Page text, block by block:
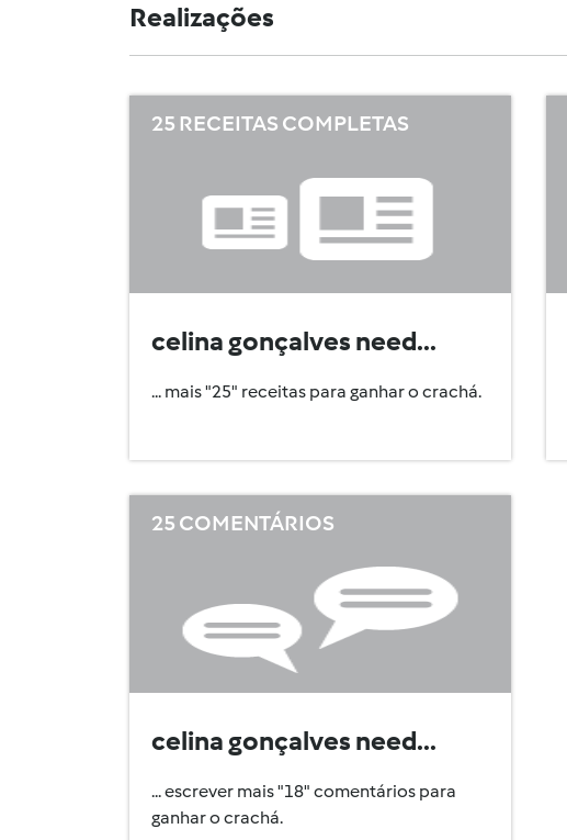
Realizações
25 RECEITAS COMPLETAS
celina gonçalves need...
... mais "25" receitas para ganhar o crachá.
25 COMENTÁRIOS
celina gonçalves need...
... escrever mais "18" comentários para
ganhar o crachá.